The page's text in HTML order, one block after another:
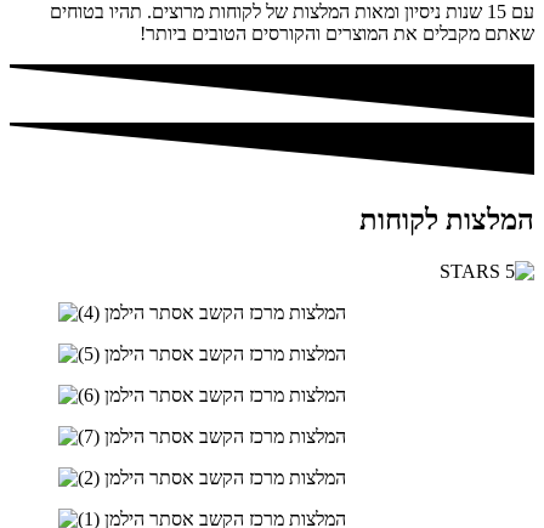
עם 15 שנות ניסיון ומאות המלצות של לקוחות מרוצים. תהיו בטוחים
שאתם מקבלים את המוצרים והקורסים הטובים ביותר!
המלצות לקוחות